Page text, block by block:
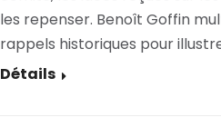
les repenser. Benoît Goffin
rappels historiques pour
Détails